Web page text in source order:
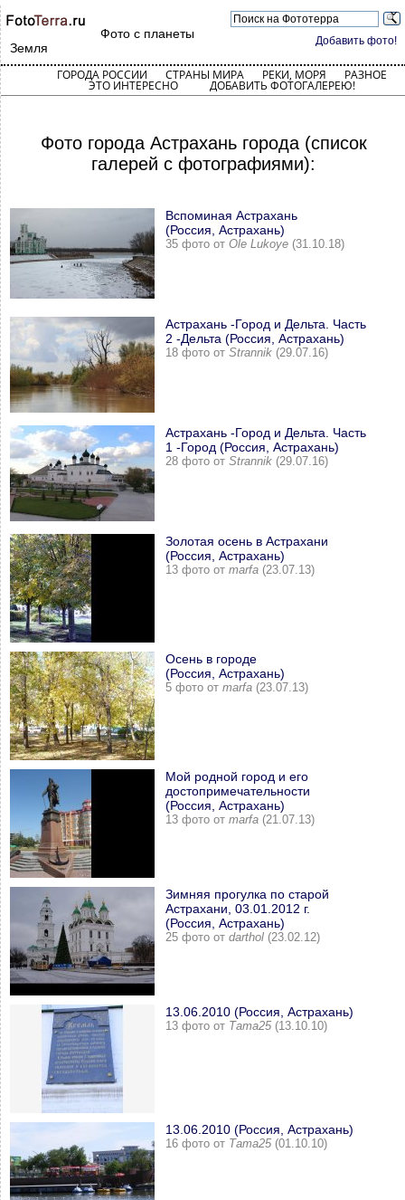
Добавить фото!
Фото с планеты
Земля
ГОРОДА РОССИИ СТРАНЫ МИРА РЕКИ, МОРЯ РАЗНОЕ
ЭТО ИНТЕРЕСНО ДОБАВИТЬ ФОТОГАЛЕРЕЮ!
Фото города Астрахань города (список
галерей с фотографиями):
Вспоминая Астрахань
(Россия, Астрахань)
35 фото от Ole Lukoye (31.10.18)
Астрахань -Город и Дельта. Часть
2 -Дельта (Россия, Астрахань)
18 фото от Strannik (29.07.16)
Астрахань -Город и Дельта. Часть
1 -Город (Россия, Астрахань)
28 фото от Strannik (29.07.16)
Золотая осень в Астрахани
(Россия, Астрахань)
13 фото от marfa (23.07.13)
Осень в городе
(Россия, Астрахань)
5 фото от marfa (23.07.13)
Мой родной город и его
достопримечательности
(Россия, Астрахань)
13 фото от marfa (21.07.13)
Зимняя прогулка по старой
Астрахани, 03.01.2012 г.
(Россия, Астрахань)
25 фото от darthol (23.02.12)
13.06.2010 (Россия, Астрахань)
13 фото от Тата25 (13.10.10)
13.06.2010 (Россия, Астрахань)
16 фото от Тата25 (01.10.10)